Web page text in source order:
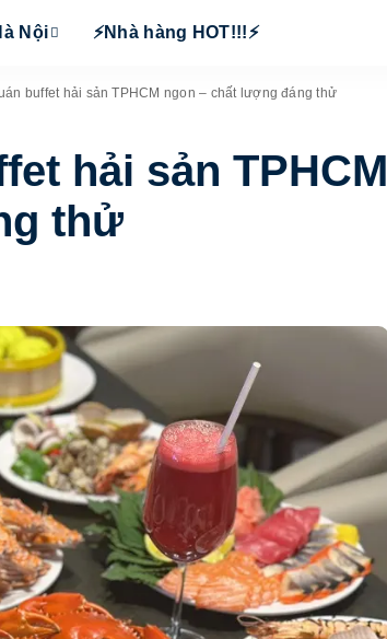
Nội ⚡Nhà hàng HOT!!!⚡
buffet hải sản TPHCM ngon – chất lượng đáng thử
hải sản TPHCM
thử